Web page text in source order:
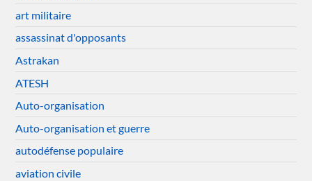
art militaire
assassinat d'opposants
Astrakan
ATESH
Auto-organisation
Auto-organisation et guerre
autodéfense populaire
aviation civile